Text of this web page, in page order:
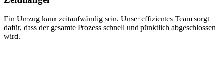
Ein Umzug kann zeitaufwändig sein. Unser effizientes Team sorgt
dafür, dass der gesamte Prozess schnell und pünktlich abgeschlossen
wird.